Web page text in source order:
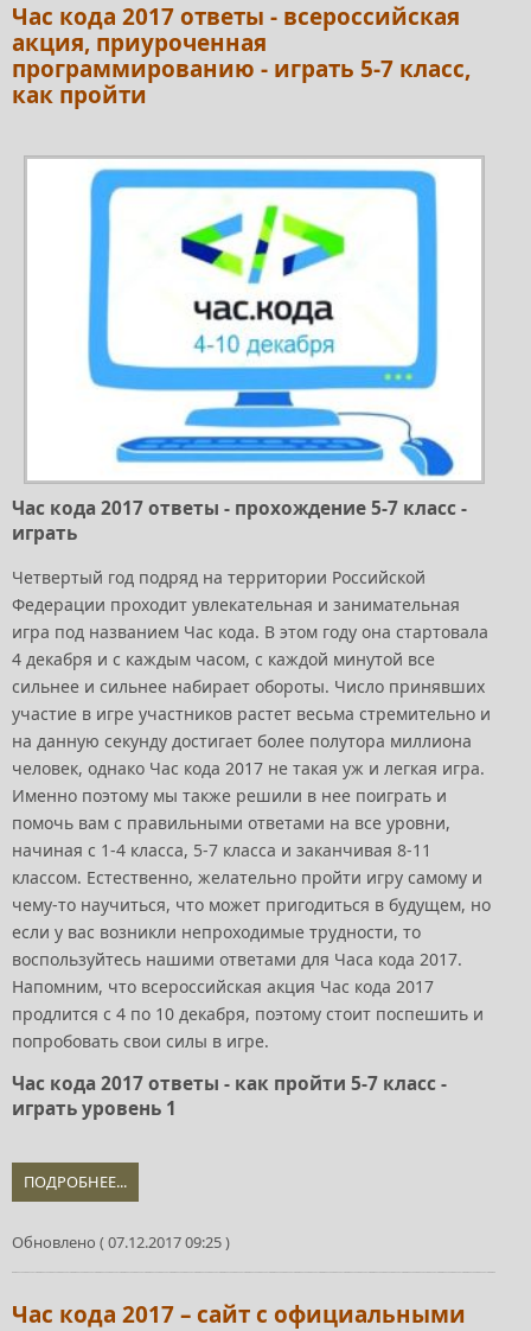
Час кода 2017 ответы - всероссийская
акция, приуроченная
программированию - играть 5-7 класс,
как пройти
Час кода 2017 ответы - прохождение 5-7 класс -
играть
Четвертый год подряд на территории Российской
Федерации проходит увлекательная и занимательная
игра под названием Час кода. В этом году она стартовала
4 декабря и с каждым часом, с каждой минутой все
сильнее и сильнее набирает обороты. Число принявших
участие в игре участников растет весьма стремительно и
на данную секунду достигает более полутора миллиона
человек, однако Час кода 2017 не такая уж и легкая игра.
Именно поэтому мы также решили в нее поиграть и
помочь вам с правильными ответами на все уровни,
начиная с 1-4 класса, 5-7 класса и заканчивая 8-11
классом. Естественно, желательно пройти игру самому и
чему-то научиться, что может пригодиться в будущем, но
если у вас возникли непроходимые трудности, то
воспользуйтесь нашими ответами для Часа кода 2017.
Напомним, что всероссийская акция Час кода 2017
продлится с 4 по 10 декабря, поэтому стоит поспешить и
попробовать свои силы в игре.
Час кода 2017 ответы - как пройти 5-7 класс -
играть уровень 1
ПОДРОБНЕЕ...
Обновлено ( 07.12.2017 09:25 )
Час кода 2017 – сайт с официальными